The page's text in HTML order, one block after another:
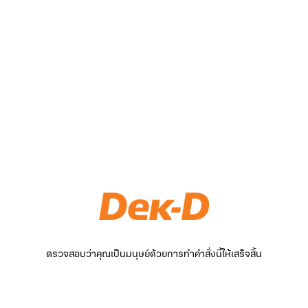
ตรวจสอบว่าคุณเป็นมนุษย์ด้วยการทำคำสั่งนี้ให้เสร็จสิ้น